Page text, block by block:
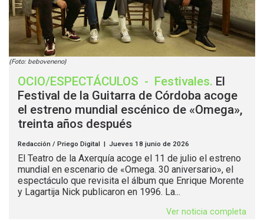
(Foto: beboveneno)
OCIO/ESPECTÁCULOS - Festivales. El
Festival de la Guitarra de Córdoba acoge
el estreno mundial escénico de «Omega»,
treinta años después
Redacción / Priego Digital | Jueves 18 junio de 2026
El Teatro de la Axerquía acoge el 11 de julio el estreno
mundial en escenario de «Omega. 30 aniversario», el
espectáculo que revisita el álbum que Enrique Morente
y Lagartija Nick publicaron en 1996. La...
Ver noticia completa